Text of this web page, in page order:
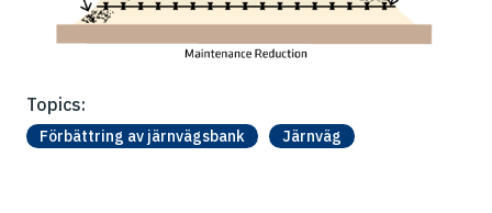
Topics:
Förbättring av järnvägsbank Järnväg